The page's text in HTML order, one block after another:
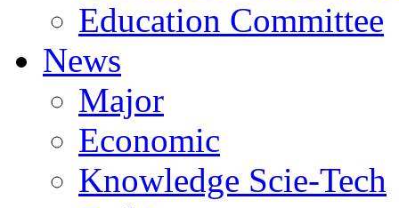
Education Committee
News
Major
Economic
Knowledge Scie-Tech